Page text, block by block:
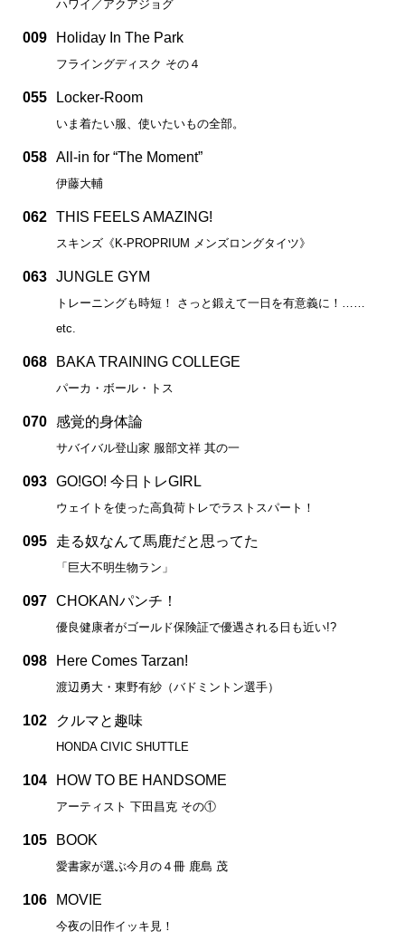
ハワイ／アクアジョグ
009 Holiday In The Park
フライングディスク その４
055 Locker-Room
いま着たい服、使いたいもの全部。
058 All-in for “The Moment”
伊藤大輔
062 THIS FEELS AMAZING!
スキンズ《K-PROPRIUM メンズロングタイツ》
063 JUNGLE GYM
トレーニングも時短！ さっと鍛えて一日を有意義に！……
etc.
068 BAKA TRAINING COLLEGE
パーカ・ボール・トス
070 感覚的身体論
サバイバル登山家 服部文祥 其の一
093 GO!GO! 今日トレGIRL
ウェイトを使った高負荷トレでラストスパート！
095 走る奴なんて馬鹿だと思ってた
「巨大不明生物ラン」
097 CHOKANパンチ！
優良健康者がゴールド保険証で優遇される日も近い!?
098 Here Comes Tarzan!
渡辺勇大・東野有紗（バドミントン選手）
102 クルマと趣味
HONDA CIVIC SHUTTLE
104 HOW TO BE HANDSOME
アーティスト 下田昌克 その①
105 BOOK
愛書家が選ぶ今月の４冊 鹿島 茂
106 MOVIE
今夜の旧作イッキ見！